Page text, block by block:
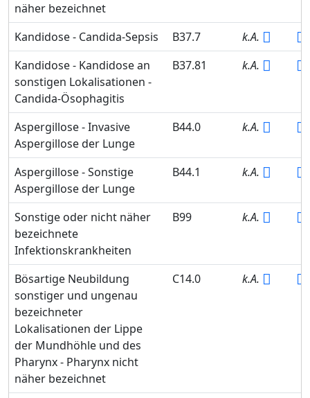
näher bezeichnet
Kandidose - Candida-Sepsis B37.7
k.A.
Kandidose - Kandidose an
sonstigen Lokalisationen -
Candida-Ösophagitis
B37.81 k.A.
Aspergillose - Invasive
Aspergillose der Lunge
B44.0 k.A.
Aspergillose - Sonstige
Aspergillose der Lunge
B44.1 k.A.
Sonstige oder nicht näher
bezeichnete
Infektionskrankheiten
B99 k.A.
Bösartige Neubildung
sonstiger und ungenau
bezeichneter
Lokalisationen der Lippe
der Mundhöhle und des
Pharynx - Pharynx nicht
näher bezeichnet
C14.0 k.A.